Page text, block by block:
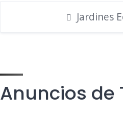
Jardines
Anuncios de